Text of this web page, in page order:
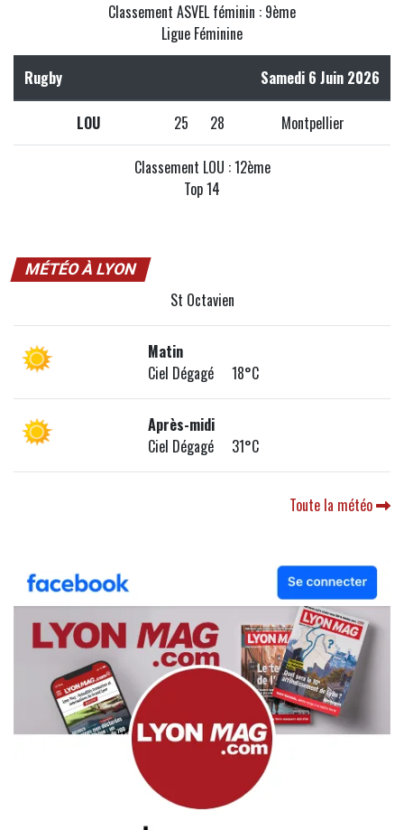
Classement ASVEL féminin : 9ème
Ligue Féminine
Rugby Samedi 6 Juin 2026
LOU 25 28 Montpellier
Classement LOU : 12ème
Top 14
MÉTÉO À LYON
St Octavien
Matin
Ciel Dégagé 18°C
Après-midi
Ciel Dégagé 31°C
Toute la météo